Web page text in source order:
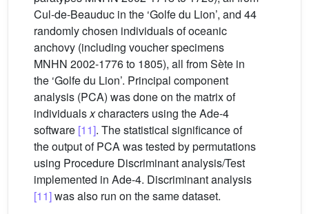
Cul-de-Beauduc in the ‘Golfe du Lion’, and 44
randomly chosen individuals of oceanic
anchovy (including voucher specimens
MNHN 2002-1776 to 1805), all from Sète in
the ‘Golfe du Lion’. Principal component
analysis (PCA) was done on the matrix of
individualsxcharacters using the Ade-4
software [11]. The statistical significance of
the output of PCA was tested by permutations
using Procedure Discriminant analysis/Test
implemented in Ade-4. Discriminant analysis
[11]was also run on the same dataset.